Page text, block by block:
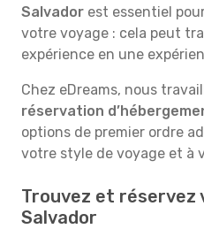
Salvador est essentiel
votre voyage : cela peut
expérience en une
Chez eDreams, nous
réservation
options de premier ordre
votre style de voyage et à
Trouvez et réservez
Salvador